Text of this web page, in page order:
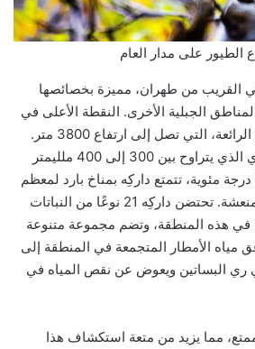
على مدار العام
القريب من طهران، مميزة بخصائصها
الجبلية الأخرى. النقطة الأعلى في
داركِه هي قمة شاهنشين الرائعة، التي تصل إلى ارتفاع 3800 متر.
مع هطول الأمطار السنوي الذي يتراوح بين 300 إلى 400 ملليمتر
ومتوسط درجة حرارة 16 درجة مئوية، تتمتع داركِه بمناخ بارد لمعظم
السنة، مما يجعلها وجهة منعشة. تحتضن داركِه 21 نوعًا من النباتات
في هذه المنطقة، وتضم مجموعة متنوعة
مياه الأمطار المتجمعة في المنطقة إلى
ري البساتين ويعوض عن نقص المياه في
مما يزيد من متعة استكشاف هذا